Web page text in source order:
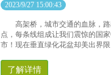
2023/9/27 15:00:43
高架桥，城市交通的血脉，路
点，每条线组成让我们震惊的国
市！现在垂直绿化花盆却美出界
了解详情